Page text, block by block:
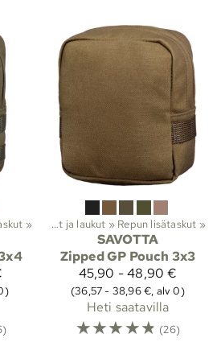
‪»
‪» Reput ja laukut ‪» Repun lisätaskut ‪»
SAVOTTA
Zipped GP Pouch 3x3
45,90 - 48,90 €
(36,57 - 38,96 €, alv 0)
Heti saatavilla
☆☆☆☆☆ (26)